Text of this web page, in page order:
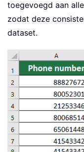
toegevoegd aan
zodat deze
dataset.